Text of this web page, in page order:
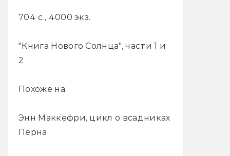
704 с., 4000 экз.
"Книга Нового Солнца", части 1 и
2
Похоже на:
Энн Маккефри, цикл о всадниках
Перна